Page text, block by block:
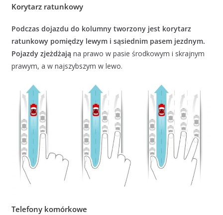
Korytarz ratunkowy
Podczas dojazdu do kolumny tworzony jest korytarz
ratunkowy pomiędzy lewym i sąsiednim pasem jezdnym.
Pojazdy zjeżdżają na prawo w pasie środkowym i skrajnym
prawym, a w najszybszym w lewo.
Telefony komórkowe